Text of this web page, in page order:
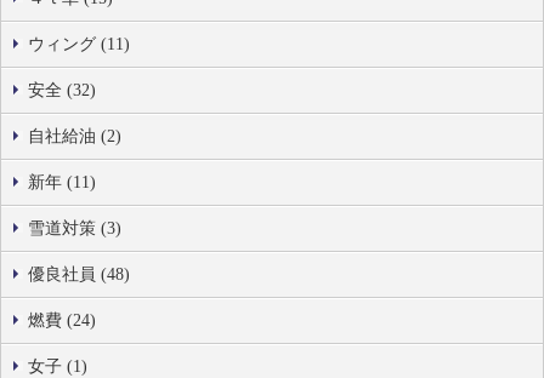
ウィング (11)
安全 (32)
自社給油 (2)
新年 (11)
雪道対策 (3)
優良社員 (48)
燃費 (24)
女子 (1)